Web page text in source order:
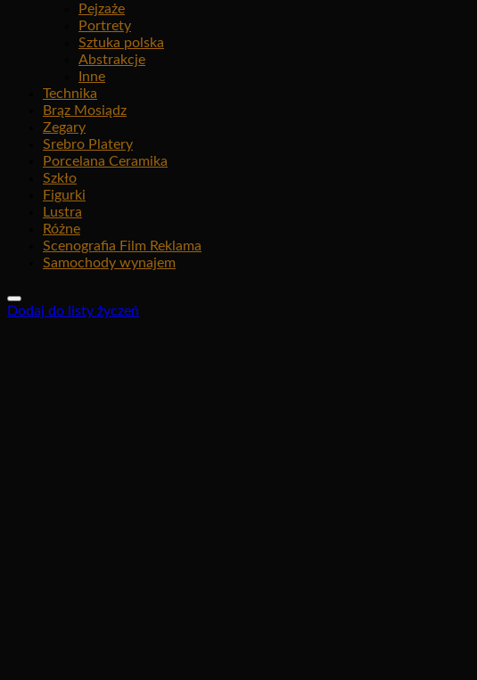
Pejzaże
Portrety
Sztuka polska
Abstrakcje
Inne
Technika
Brąz Mosiądz
Zegary
Srebro Platery
Porcelana Ceramika
Szkło
Figurki
Lustra
Różne
Scenografia Film Reklama
Samochody wynajem
Dodaj do listy życzeń